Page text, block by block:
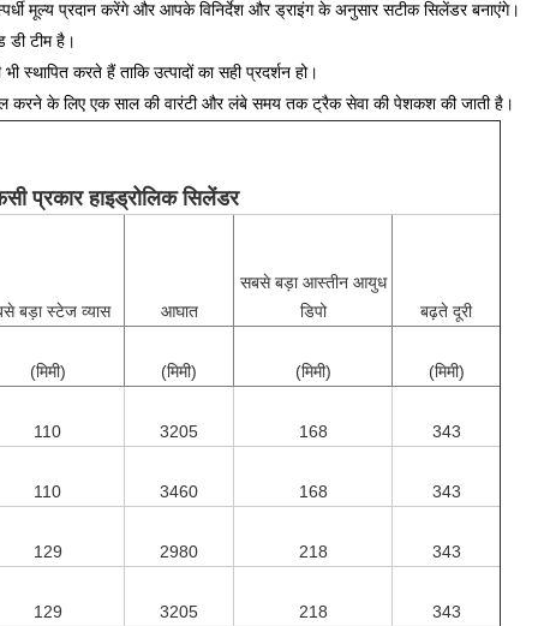
मूल्य प्रदान करेंगे और आपके विनिर्देश और ड्राइंग के अनुसार सटीक सिलेंडर बनाएंगे।
टीम है।
स्थापित करते हैं ताकि उत्पादों का सही प्रदर्शन हो।
हल करने के लिए एक साल की वारंटी और लंबे समय तक ट्रैक सेवा की पेशकश की जाती है।
प्रकार हाइड्रोलिक सिलेंडर
बड़ा स्टेज व्यास आघात
सबसे बड़ा आस्तीन आयुध
डिपो
बढ़ते दूरी
(मिमी) (मिमी) (मिमी) (मिमी)
110 3205 168 343
110 3460 168 343
129 2980 218 343
129 3205 218 343